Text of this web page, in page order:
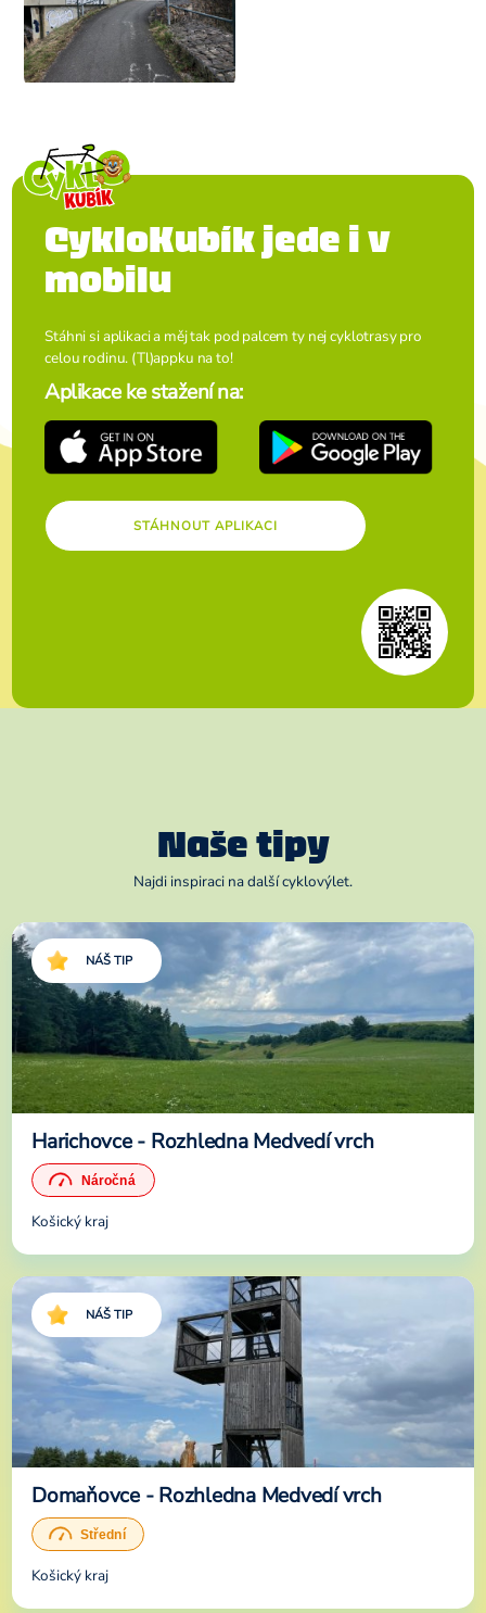
CykloKubík jede i v
mobilu
Stáhni si aplikaci a měj tak pod palcem ty nej cyklotrasy pro
celou rodinu. (Tl)appku na to!
Aplikace ke stažení na:
STÁHNOUT APLIKACI
Naše tipy
Najdi inspiraci na další cyklovýlet.
NÁŠ TIP
Harichovce - Rozhledna Medvedí vrch
Košický kraj
NÁŠ TIP
Domaňovce - Rozhledna Medvedí vrch
Košický kraj